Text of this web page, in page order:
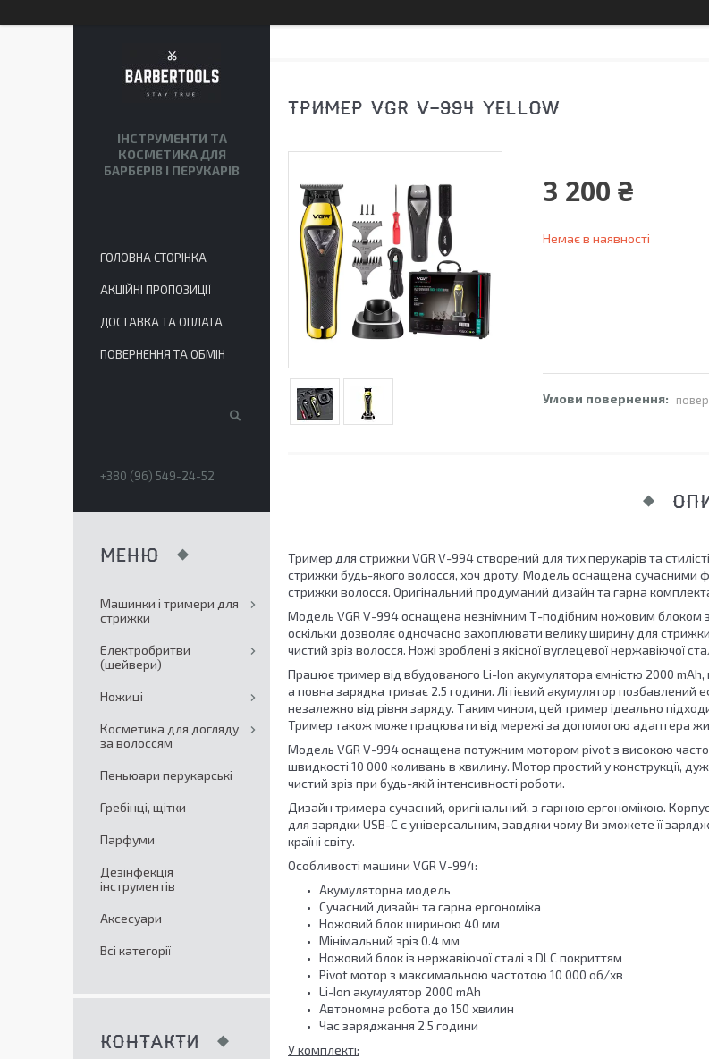
ТРИМЕР VGR V-994 YELLOW
3 200 ₴
Немає в наявності
Тример для стрижки VGR V-994 створений для тих перукарів та
стрижки будь-якого волосся, хоч дроту. Модель оснащена сучасними
стрижки волосся. Оригінальний продуманий дизайн та гарна
Модель VGR V-994 оснащена незнімним Т-подібним ножовим
оскільки дозволяє одночасно захоплювати велику ширину для
чистий зріз волосся. Ножі зроблені з якісної вуглецевої нержавіючої
Працює тример від вбудованого Li-Ion акумулятора ємністю 2000
а повна зарядка триває 2.5 години. Літієвий акумулятор позбавлений
незалежно від рівня заряду. Таким чином, цей тример ідеально
Тример також може працювати від мережі за допомогою адаптера
Модель VGR V-994 оснащена потужним мотором pivot з високою
швидкості 10 000 коливань в хвилину. Мотор простий у конструкції,
чистий зріз при будь-якій інтенсивності роботи.
Дизайн тримера сучасний, оригінальний, з гарною ергономікою.
для зарядки USB-C є універсальним, завдяки чому Ви зможете її
країні світу.
Особливості машини VGR V-994:
Акумуляторна модель
Сучасний дизайн та гарна ергономіка
Ножовий блок шириною 40 мм
Мінімальний зріз 0.4 мм
Ножовий блок із нержавіючої сталі з DLC покриттям
Pivot мотор з максимальною частотою 10 000 об/хв
Li-Ion акумулятор 2000 mAh
Автономна робота до 150 хвилин
Час заряджання 2.5 години
У комплекті:
ІНСТРУМЕНТИ ТА
КОСМЕТИКА ДЛЯ
БАРБЕРІВ І ПЕРУКАРІВ
ГОЛОВНА СТОРІНКА
АКЦІЙНІ ПРОПОЗИЦІЇ
ДОСТАВКА ТА ОПЛАТА
ПОВЕРНЕННЯ ТА ОБМІН
+380 (96) 549-24-52
Машинки і тримери для
стрижки
Електробритви
(шейвери)
Ножиці
Косметика для догляду
за волоссям
Пеньюари перукарські
Гребінці, щітки
Парфуми
Дезінфекція
інструментів
Аксесуари
Всі категорії
КОНТАКТИ